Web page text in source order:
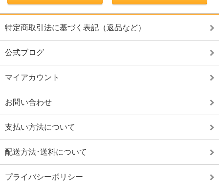
特定商取引法に基づく表記（返品など）
公式ブログ
マイアカウント
お問い合わせ
支払い方法について
配送方法･送料について
プライバシーポリシー